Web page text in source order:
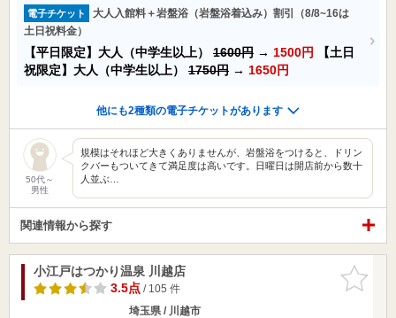
電子チケット
大人入館料＋岩盤浴（岩盤浴着込み）割引（8/8~16は
土日祝料金）
【平日限定】大人（中学生以上） 1600円 → 1500円
【土日
祝限定】大人（中学生以上） 1750円 → 1650円
他にも2種類の電子チケットがあります
50代～
男性
規模はそれほど大きくありませんが、岩盤浴をつけると、ドリン
クバーもついてきて満足度は高いです。日曜日は開店前から数十
人並ぶ…
関連情報から探す
お気に入
りに追加
小江戸はつかり温泉 川越店
3.5点/ 105 件
埼玉県 / 川越市